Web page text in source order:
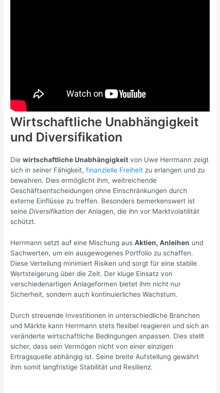
Wirtschaftliche Unabhängigkeit
und Diversifikation
Diewirtschaftliche Unabhängigkeit von Uwe Herrmann zeigt
sich in seiner Fähigkeit,finanzielle Freiheit zu erlangen und zu
bewahren. Dies ermöglicht ihm, weitreichende
Geschäftsentscheidungen ohne Einschränkungen durch
externe Einflüsse zu treffen. Besonders bemerkenswert ist
seineDiversifikation der Anlagen, die ihn vor Marktvolatilität
schützt.
Herrmann setzt auf eine Mischung ausAktien, Anleihen und
Sachwerten, um ein ausgewogenes Portfolio zu schaffen.
Diese Verteilung minimiert Risiken und sorgt für eine stabile
Wertsteigerung über die Zeit. Der kluge Einsatz von
verschiedenartigen Anlageformen bietet ihm nicht nur
Sicherheit, sondern auch kontinuierliches Wachstum.
Durch streuende Investitionen in unterschiedliche Branchen
und Märkte kann Herrmann stets flexibel reagieren und sich an
veränderte wirtschaftliche Bedingungen anpassen. Dies stellt
sicher, dass sein Vermögen nicht von einer einzigen
Ertragsquelle abhängig ist. Seine breite Aufstellung gewährt
ihm somit langfristige Stabilität und Resilienz.